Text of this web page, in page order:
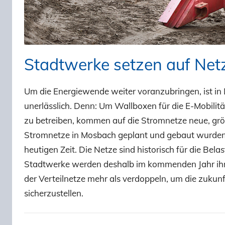
Stadtwerke setzen auf
Um die Energiewende weiter voranzubringen, ist
unerlässlich. Denn: Um Wallboxen für die E-
zu betreiben, kommen auf die Stromnetze neue,
Stromnetze in Mosbach geplant und gebaut
heutigen Zeit. Die Netze sind historisch für die
Stadtwerke werden deshalb im kommenden Jahr
der Verteilnetze mehr als verdoppeln, um die
sicherzustellen.